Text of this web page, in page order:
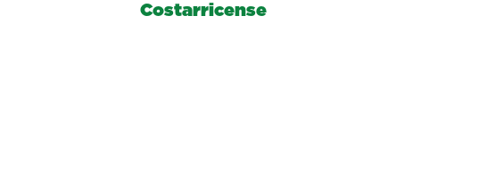
Costarricense